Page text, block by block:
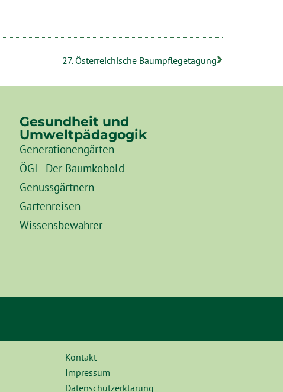
27. Österreichische Baumpflegetagung
Gesundheit und
Umweltpädagogik
Generationengärten
ÖGI - Der Baumkobold
Genussgärtnern
Gartenreisen
Wissensbewahrer
Kontakt
Impressum
Datenschutzerklärung